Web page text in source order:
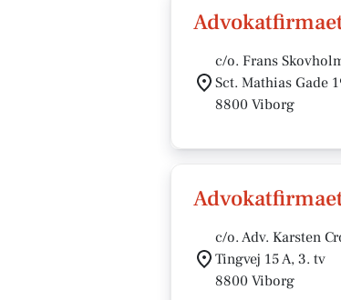
c/o. Frans
Sct. Mathias Gade
8800 Viborg
c/o. Adv. Karsten
Tingvej 15 A, 3. tv
8800 Viborg